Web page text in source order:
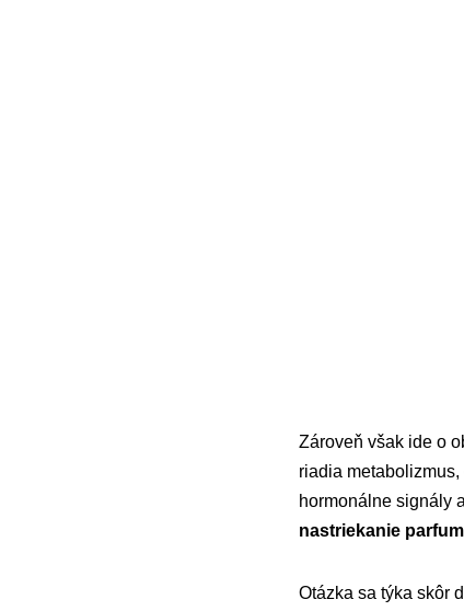
Zároveň však ide o
riadia
hormonálne signály
nastriekanie
Otázka sa týka skôr